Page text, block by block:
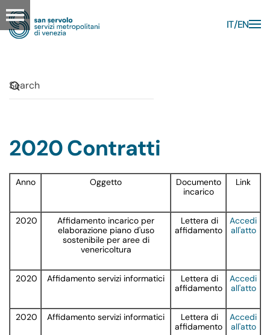
Skip to main content
IT EN
2020 Contratti
Anno Oggetto
Documento
incarico
Link
2020
Affidamento incarico per
elaborazione piano d'uso
sostenibile per aree di
venericoltura
Lettera di
affidamento
Accedi
all'atto
2020 Affidamento servizi informatici
Lettera di
affidamento
Accedi
all'atto
2020 Affidamento servizi informatici
Lettera di
affidamento
Accedi
all'atto